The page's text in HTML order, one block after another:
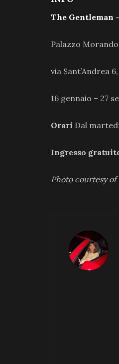
The Gentleman
Palazzo
via Sant’Andrea
16 gennaio – 27
Orari Dal
Ingresso
Photo courtesy of